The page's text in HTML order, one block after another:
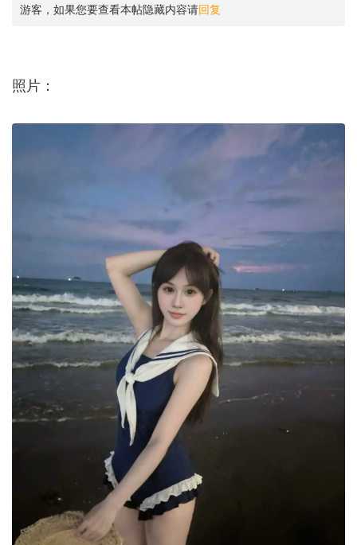
游客，如果您要查看本帖隐藏内容请回复
照片：